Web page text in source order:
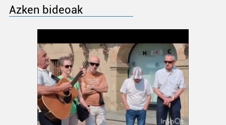
Azken bideoak